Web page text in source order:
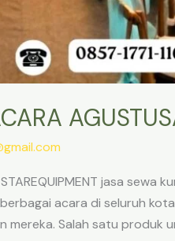
jasa sewa
acara di seluruh
Salah satu produk